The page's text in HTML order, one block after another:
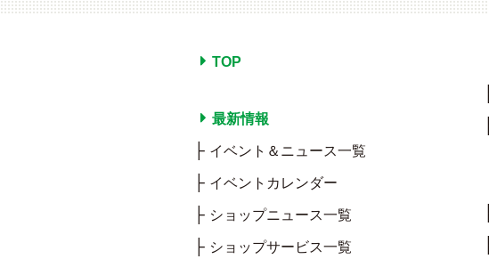
TOP
最新情報
イベント＆ニュース一覧
イベントカレンダー
ショップニュース一覧
ショップサービス一覧